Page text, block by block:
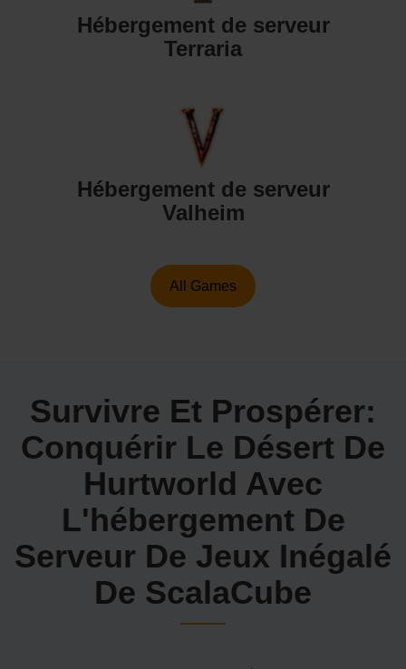
Hébergement de serveur
Terraria
Hébergement de serveur
Valheim
All Games
Survivre Et Prospérer:
Conquérir Le Désert De
Hurtworld Avec
L'hébergement De
Serveur De Jeux Inégalé
De ScalaCube